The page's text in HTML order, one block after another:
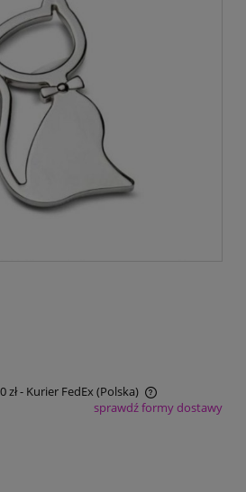
zł- Kurier FedEx(Polska)
kosztów płatności
sprawdź formy dostawy